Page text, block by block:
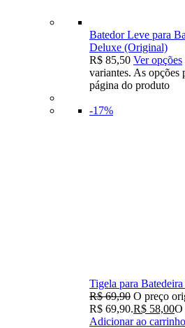
Batedor Leve para
Deluxe (Original)
R$ 85,50 Ver opções
variantes. As opções
página do produto
-17%
Tigela para
R$69,90 O preço
R$ 69,90.R$ 58,00O
Adicionar ao carrinho